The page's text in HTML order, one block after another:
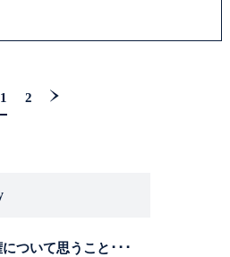
1 2
ついて思うこと･･･